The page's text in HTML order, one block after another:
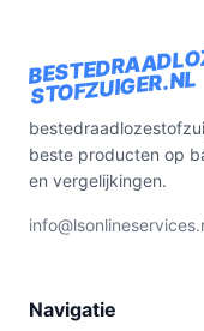
STOFZUIGER.NL
beste producten op
en vergelijkingen.
Navigatie